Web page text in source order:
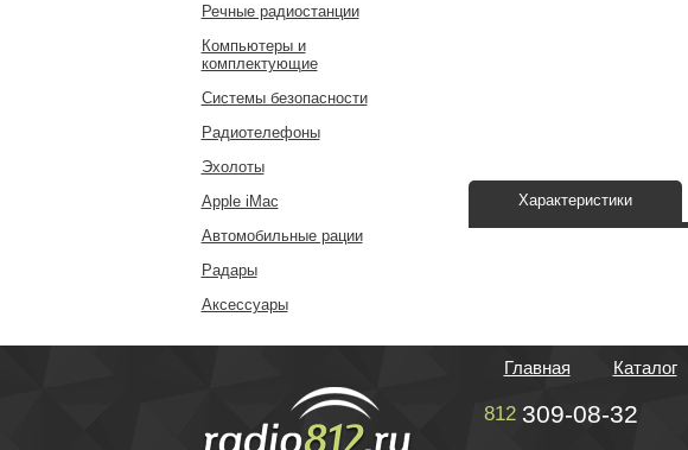
Речные радиостанции
Компьютеры и
комплектующие
Системы безопасности
Радиотелефоны
Эхолоты
Apple iMac
Автомобильные рации
Радары
Аксессуары
Характеристики
Главная Каталог
812 309-08-32